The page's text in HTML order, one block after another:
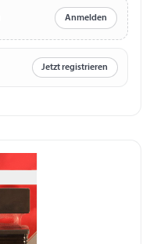
Anmelden
Jetzt registrieren